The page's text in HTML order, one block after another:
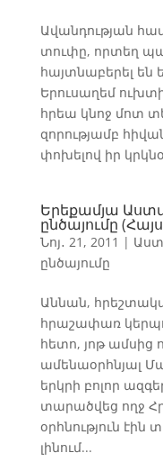
Ավանդության
տուփը, որտեղ
հայտնաբերել են
Երուսաղեմ
հրեա կնոջ մոտ
զորությամբ
փոխելով իր
Երեքամյա
ընծայումը
Նոյ․ 21, 2011 |
ընծայումը
Աննան,
հրաշափառ
հետո, յոթ ամսից
ամենաօրհնյալ
երկրի բոլոր
տարածվեց ողջ
օրհնություն
լինում...